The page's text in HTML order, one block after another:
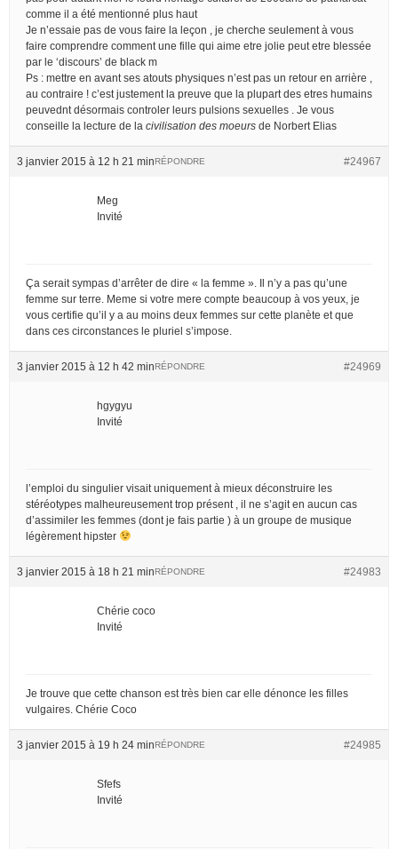
comme il a été mentionné plus haut
Je n’essaie pas de vous faire la leçon , je cherche seulement à vous
faire comprendre comment une fille qui aime etre jolie peut etre blessée
par le ‘discours’ de black m
Ps : mettre en avant ses atouts physiques n’est pas un retour en arrière ,
au contraire ! c’est justement la preuve que la plupart des etres humains
peuvednt désormais controler leurs pulsions sexuelles . Je vous
conseille la lecture de la civilisation des moeurs de Norbert Elias
3 janvier 2015 à 12 h 21 min #24967
RÉPONDRE
Meg
Invité
Ça serait sympas d’arrêter de dire « la femme ». Il n’y a pas qu’une
femme sur terre. Meme si votre mere compte beaucoup à vos yeux, je
vous certifie qu’il y a au moins deux femmes sur cette planète et que
dans ces circonstances le pluriel s’impose.
3 janvier 2015 à 12 h 42 min #24969
RÉPONDRE
hgygyu
Invité
l’emploi du singulier visait uniquement à mieux déconstruire les
stéréotypes malheureusement trop présent , il ne s’agit en aucun cas
d’assimiler les femmes (dont je fais partie ) à un groupe de musique
légèrement hipster
3 janvier 2015 à 18 h 21 min #24983
RÉPONDRE
Chérie coco
Invité
Je trouve que cette chanson est très bien car elle dénonce les filles
vulgaires. Chérie Coco
3 janvier 2015 à 19 h 24 min #24985
RÉPONDRE
Sfefs
Invité